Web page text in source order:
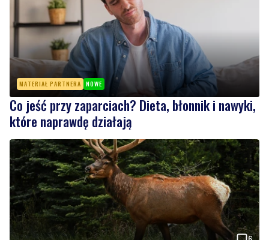
MATERIAŁ PARTNERA NOWE
Co jeść przy zaparciach? Dieta, błonnik i nawyki,
które naprawdę działają